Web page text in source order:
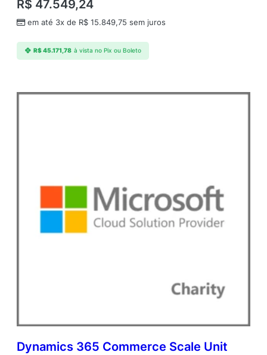
R$ 47.549,24
em até 3x de R$ 15.849,75 sem juros
R$45.171,78 à vista no Pix ou Boleto
Dynamics 365 Commerce Scale Unit